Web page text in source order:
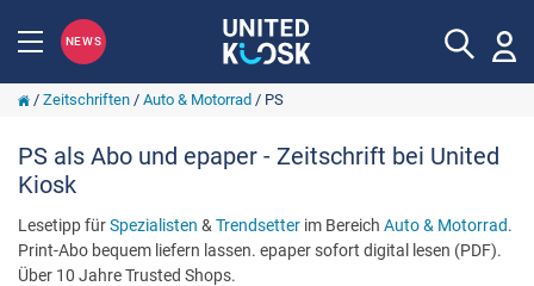
NEWS
/ Zeitschriften/ Auto & Motorrad / PS
PS als Abo und epaper - Zeitschrift bei United
Kiosk
Lesetipp fürSpezialisten & Trendsetter im Bereich Auto & Motorrad.
Print-Abo bequem liefern lassen. epaper sofort digital lesen (PDF).
Über 10 Jahre Trusted Shops.